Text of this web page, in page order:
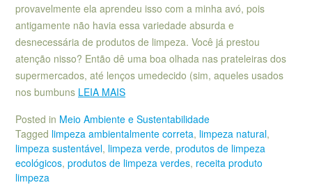
provavelmente ela aprendeu isso com a minha avó, pois
antigamente não havia essa variedade absurda e
desnecessária de produtos de limpeza. Você já prestou
atenção nisso? Então dê uma boa olhada nas prateleiras dos
supermercados, até lenços umedecido (sim, aqueles usados
nos bumbuns LEIA MAIS
Posted in Meio Ambiente e Sustentabilidade
Tagged limpeza ambientalmente correta, limpeza natural,
limpeza sustentável, limpeza verde, produtos de limpeza
ecológicos, produtos de limpeza verdes, receita produto
limpeza